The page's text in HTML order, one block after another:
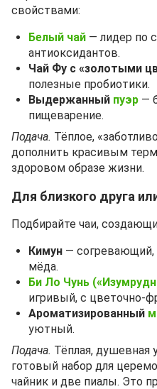
свойствами:
Белый чай — лидер по
антиоксидантов.
Чай Фу с «золотыми
полезные пробиотики.
Выдержанный пуэр —
пищеварение.
Подача. Тёплое,
дополнить красивым
здоровом образе жизни.
Для близкого друга
Подбирайте чаи,
Кимун — согревающий,
мёда.
Би Ло Чунь
игривый, с
Ароматизированный
уютный.
Подача. Тёплая, душевная
готовый набор для
чайник и две пиалы. Это